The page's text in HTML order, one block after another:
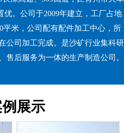
优。公司于2009年建立，工厂占地
平米，公司配有配件加工中心，所
公司加工完成。是沙矿行业集科研
售后服务为一体的生产制造公司。
展示